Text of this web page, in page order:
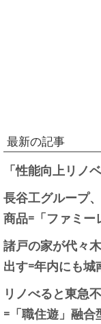
最新の記事
「性能向上リノ
長谷工グループ
商品=「ファミ
諸戸の家が代々
出す=年内にも
リノべると東急
=「職住遊」融